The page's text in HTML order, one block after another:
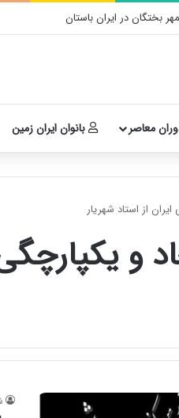
بختگان در ایران باستان
معاصر بانوان ایران زمین
از استاد شهریار
و یکپارچگی